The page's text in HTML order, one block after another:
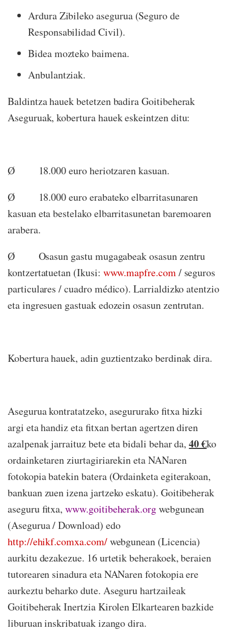
Ardura Zibileko asegurua (Seguro de
Responsabilidad Civil).
Bidea mozteko baimena.
Anbulantziak.
Baldintza hauek betetzen badira Goitibeherak
Aseguruak, kobertura hauek eskeintzen ditu:
Ø
18.000 euro heriotzaren kasuan.
Ø
18.000 euro erabateko elbarritasunaren
kasuan eta bestelako elbarritasunetan baremoaren
arabera.
Ø
Osasun gastu mugagabeak osasun zentru
kontzertatuetan (Ikusi: www.mapfre.com/ seguros
particulares / cuadro médico). Larrialdizko atentzio
eta ingresuen gastuak edozein osasun zentrutan.
Kobertura hauek, adin guztientzako berdinak dira.
Asegurua kontratatzeko, asegururako fitxa hizki
argi eta handiz eta fitxan bertan agertzen diren
azalpenak jarraituz bete eta bidali behar da,40 €ko
ordainketaren ziurtagiriarekin eta NANaren
fotokopia batekin batera (Ordainketa egiterakoan,
bankuan zuen izena jartzeko eskatu). Goitibeherak
aseguru fitxa,www.goitibeherak.orgwebgunean
(Asegurua / Download) edo
http://ehikf.comxa.com/webgunean (Licencia)
aurkitu dezakezue. 16 urtetik beherakoek, beraien
tutorearen sinadura eta NANaren fotokopia ere
aurkeztu beharko dute. Aseguru hartzaileak
Goitibeherak Inertzia Kirolen Elkartearen bazkide
liburuan inskribatuak izango dira.